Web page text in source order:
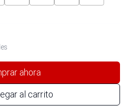
ahora
al carrito